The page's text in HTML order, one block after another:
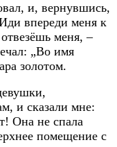
и, вернувшись,
впереди меня к
меня, –
„Во имя
золотом.
и сказали мне:
Она не спала
помещение с